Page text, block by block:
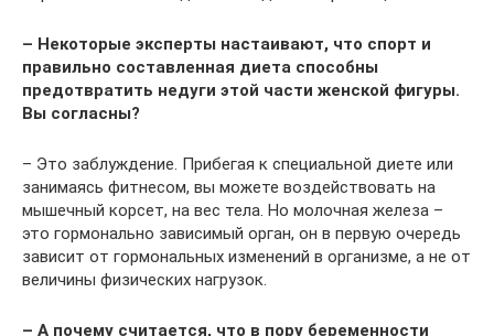
– Некоторые эксперты настаивают, что спорт и
правильно составленная диета способны
предотвратить недуги этой части женской фигуры.
Вы согласны?
– Это заблуждение. Прибегая к специальной диете или
занимаясь фитнесом, вы можете воздействовать на
мышечный корсет, на вес тела. Но молочная железа –
это гормонально зависимый орган, он в первую очередь
зависит от гормональных изменений в организме, а не от
величины физических нагрузок.
– А почему считается, что в пору беременности